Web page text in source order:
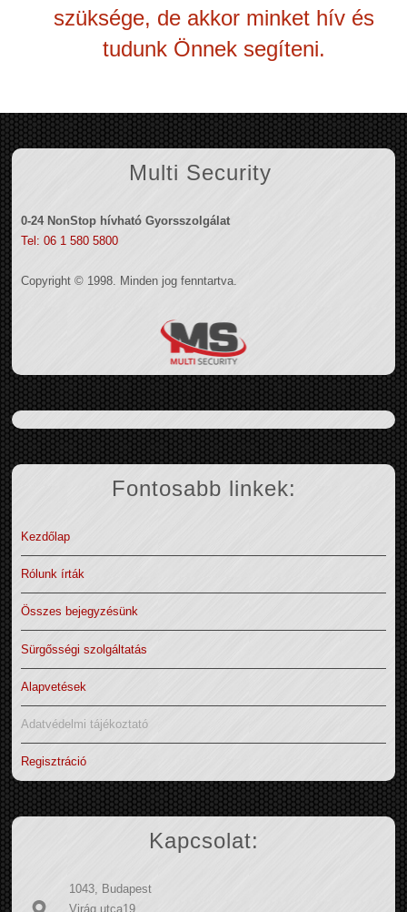
szüksége, de akkor minket hív és
tudunk Önnek segíteni.
Multi Security
0-24 NonStop hívható Gyorsszolgálat
Tel: 06 1 580 5800
Copyright © 1998. Minden jog fenntartva.
Fontosabb linkek:
Kezdőlap
Rólunk írták
Összes bejegyzésünk
Sürgősségi szolgáltatás
Alapvetések
Adatvédelmi tájékoztató
Regisztráció
Kapcsolat:
1043, Budapest
Virág utca19.